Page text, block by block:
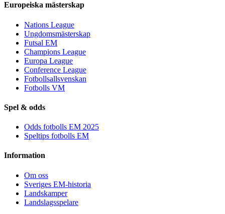
Europeiska mästerskap
Nations League
Ungdomsmästerskap
Futsal EM
Champions League
Europa League
Conference League
Fotbollsallsvenskan
Fotbolls VM
Spel & odds
Odds fotbolls EM 2025
Speltips fotbolls EM
Information
Om oss
Sveriges EM-historia
Landskamper
Landslagsspelare